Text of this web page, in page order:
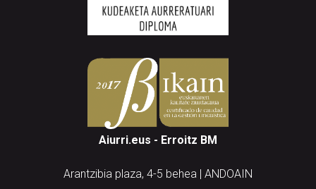
Aiurri.eus - Erroitz BM
Arantzibia plaza, 4-5 behea | ANDOAIN